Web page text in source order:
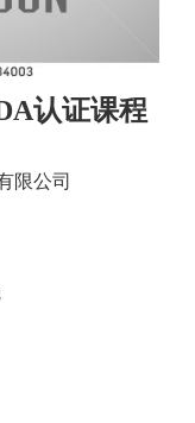
认证课程
限公司